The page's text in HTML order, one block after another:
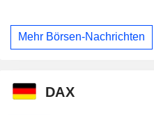
Mehr Börsen-Nachrichten
DAX